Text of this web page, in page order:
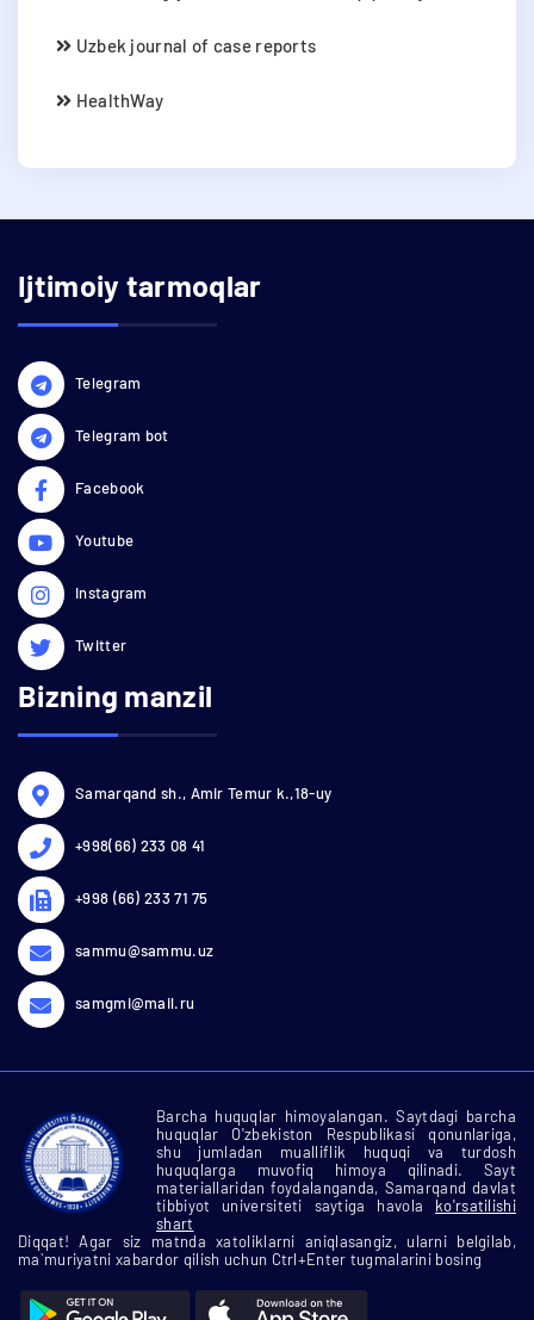
Uzbek journal of case reports
HealthWay
Ijtimoiy tarmoqlar
Telegram
Telegram bot
Facebook
Youtube
Instagram
Twitter
Bizning manzil
Samarqand sh., Amir Temur k.,18-uy
+998(66) 233 08 41
+998 (66) 233 71 75
sammu@sammu.uz
samgmi@mail.ru
Barcha huquqlar himoyalangan. Saytdagi barcha
huquqlar O'zbekiston Respublikasi qonunlariga,
shu jumladan mualliflik huquqi va turdosh
huquqlarga muvofiq himoya qilinadi. Sayt
materiallaridan foydalanganda, Samarqand davlat
tibbiyot universiteti saytiga havola ko'rsatilishi
shart
Diqqat! Agar siz matnda xatoliklarni aniqlasangiz, ularni belgilab,
ma`muriyatni xabardor qilish uchun Ctrl+Enter tugmalarini bosing